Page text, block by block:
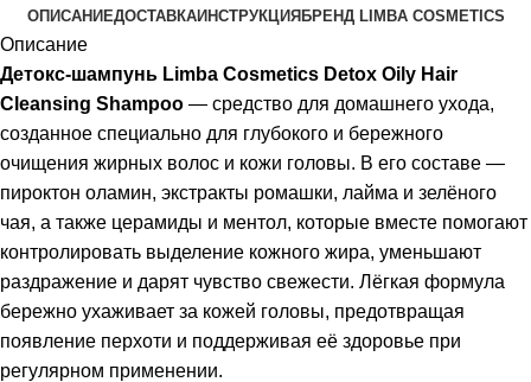
ОПИСАНИЕДОСТАВКАИНСТРУКЦИЯБРЕНД LIMBA COSMETICS
Описание
Детокс-шампунь Limba Cosmetics Detox Oily Hair
Cleansing Shampoo — средство для домашнего ухода,
созданное специально для глубокого и бережного
очищения жирных волос и кожи головы. В его составе —
пироктон оламин, экстракты ромашки, лайма и зелёного
чая, а также церамиды и ментол, которые вместе помогают
контролировать выделение кожного жира, уменьшают
раздражение и дарят чувство свежести. Лёгкая формула
бережно ухаживает за кожей головы, предотвращая
появление перхоти и поддерживая её здоровье при
регулярном применении.